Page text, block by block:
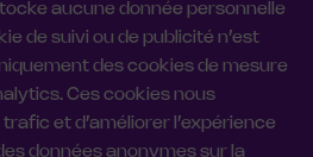
aucune donnée personnelle
de suivi ou de publicité n’est
des cookies de mesure
Ces cookies nous
et d’améliorer l’expérience
données anonymes sur la